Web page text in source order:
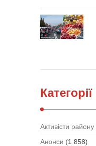
Категорії
Активісти району
Анонси (1 858)